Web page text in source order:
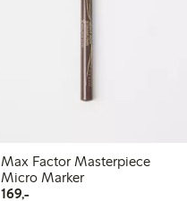
Max Factor Masterpiece
Micro Marker
169,-169,00 kr